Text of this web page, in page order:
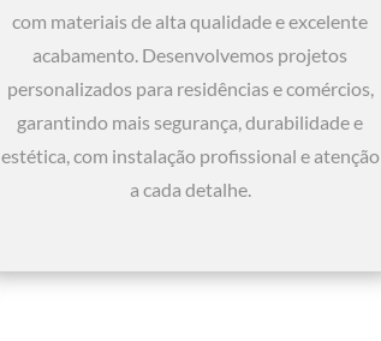
com materiais de alta qualidade e excelente
acabamento. Desenvolvemos projetos
personalizados para residências e comércios,
garantindo mais segurança, durabilidade e
estética, com instalação profissional e atenção
a cada detalhe.